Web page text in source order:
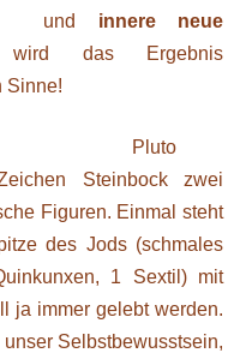
und innere neue
das Ergebnis
Sinne!
Pluto
Steinbock zwei
Figuren. Einmal steht
des Jods (schmales
1 Sextil) mit
ja immer gelebt werden.
Selbstbewusstsein,